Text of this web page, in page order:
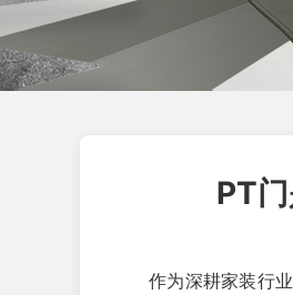
PT
作为深耕家装行